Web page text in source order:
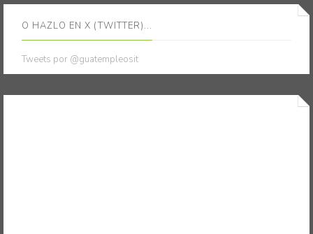
O HAZLO EN X (TWITTER)...
Tweets por @guatempleosit